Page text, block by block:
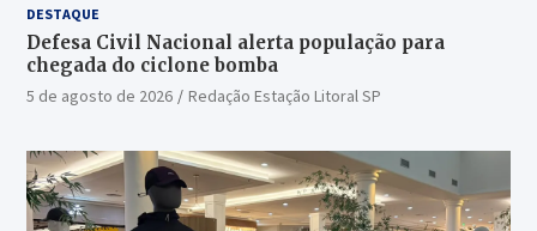
DESTAQUE
Defesa Civil Nacional alerta população para
chegada do ciclone bomba
5 de agosto de 2026 Redação Estação Litoral SP